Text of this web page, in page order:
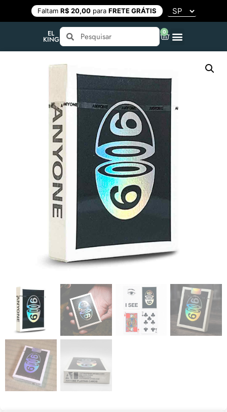
Faltam R$ 20,00para FRETE GRÁTIS
EL
KING
0